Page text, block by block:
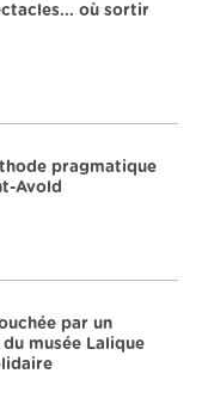
où sortir
pragmatique
Avold
par un
musée Lalique